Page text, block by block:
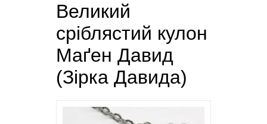
Великий
сріблястий кулон
Маґен Давид
(Зірка Давида)